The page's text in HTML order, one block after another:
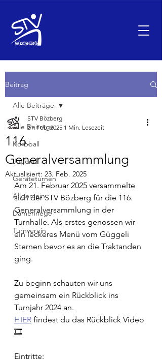
Beitrag
Alle Beiträge
Korbball
Jugend
Geräteturnen
Allgemein
Damenriege
Turnverein
Alle Beiträge
116.
Generalversammlung
STV Bözberg
21. Feb. 2025 1 Min. Lesezeit
Aktualisiert: 23. Feb. 2025
Am 21. Februar 2025 versammelte
sich der STV Bözberg für die 116.
Generalversammlung in der
Turnhalle. Als erstes genossen wir
ein leckeres Menü vom Güggeli
Sternen bevor es an die Traktanden
ging.
Zu beginn schauten wir uns
gemeinsam ein Rückblick ins
Turnjahr 2024 an.
HIER findest du das Rückblick Video
🎞️
Eintritte: